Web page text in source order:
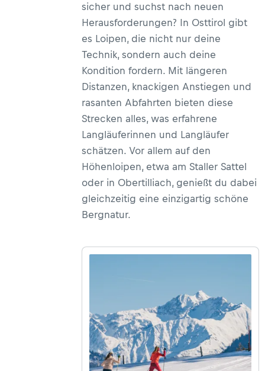
Obertilliach und dem Talboden von
Lienz bis ins Defereggen- und
Virgental.
sicher und suchst nach neuen
Herausforderungen? In Osttirol gibt
es Loipen, die nicht nur deine
Technik, sondern auch deine
Kondition fordern. Mit längeren
Distanzen, knackigen Anstiegen und
rasanten Abfahrten bieten diese
Strecken alles, was erfahrene
Langläuferinnen und Langläufer
schätzen. Vor allem auf den
Höhenloipen, etwa am Staller Sattel
oder in Obertilliach, genießt du dabei
gleichzeitig eine einzigartig schöne
Bergnatur.